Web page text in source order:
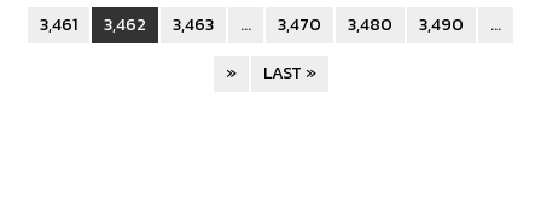
3,461
3,462 3,463 ... 3,470 3,480 3,490
...
»
LAST »